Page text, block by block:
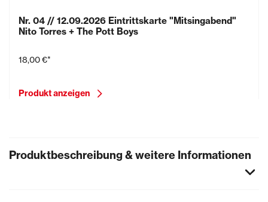
Nr. 04 // 12.09.2026 Eintrittskarte "Mitsingabend"
Nito Torres + The Pott Boys
18,00 €*
Produkt anzeigen
Produktbeschreibung & weitere Informationen